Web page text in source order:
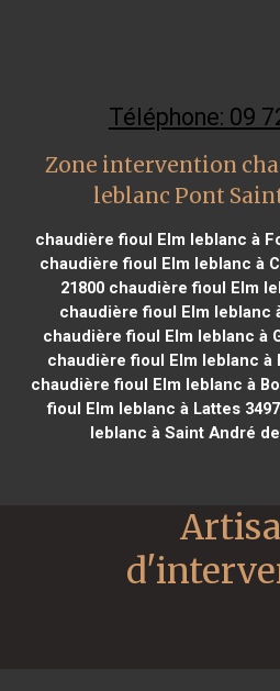
Téléphone: 09
Zone intervention
leblanc Pont
chaudière fioul Elm leblanc à
chaudière fioul Elm leblanc à
21800 chaudière fioul Elm
chaudière fioul Elm leblanc
chaudière fioul Elm leblanc à
chaudière fioul Elm leblanc à
chaudière fioul Elm leblanc à
fioul Elm leblanc à Lattes
leblanc à Saint André